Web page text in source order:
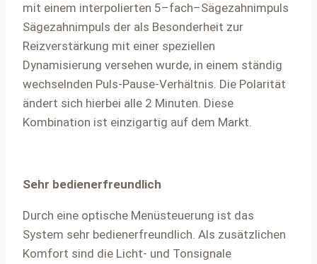
mit einem interpolierten 5–fach–Sägezahnimpuls
Sägezahnimpuls der als Besonderheit zur
Reizverstärkung mit einer speziellen
Dynamisierung versehen wurde, in einem ständig
wechselnden Puls-Pause-Verhältnis. Die Polarität
ändert sich hierbei alle 2 Minuten. Diese
Kombination ist einzigartig auf dem Markt.
Sehr bedienerfreundlich
Durch eine optische Menüsteuerung ist das
System sehr bedienerfreundlich. Als zusätzlichen
Komfort sind die Licht- und Tonsignale